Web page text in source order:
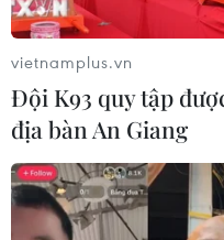
tăng khắp châu Âu
Số ca mắc sởi tại Mỹ
do tỷ lệ tiêm chủng
24/07/2026 23:59
vietnamplus.vn
Đội K93 quy tập
địa bàn An Giang